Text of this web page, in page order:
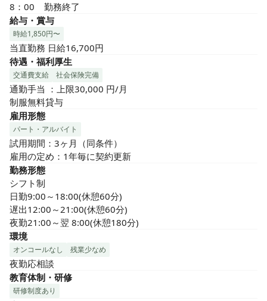
8：00    勤務終了
給与・賞与
時給1,850円〜
当直勤務 日給16,700円
待遇・福利厚生
交通費支給 社会保険完備
通勤手当 ：上限30,000 円/月
制服無料貸与
雇用形態
パート・アルバイト
試用期間：3ヶ月（同条件）
雇用の定め：1年毎に契約更新
勤務形態
シフト制
日勤9:00～18:00(休憩60分)
遅出12:00～21:00(休憩60分)
夜勤21:00～翌 8:00(休憩180分)
環境
オンコールなし 残業少なめ
夜勤応相談
教育体制・研修
研修制度あり